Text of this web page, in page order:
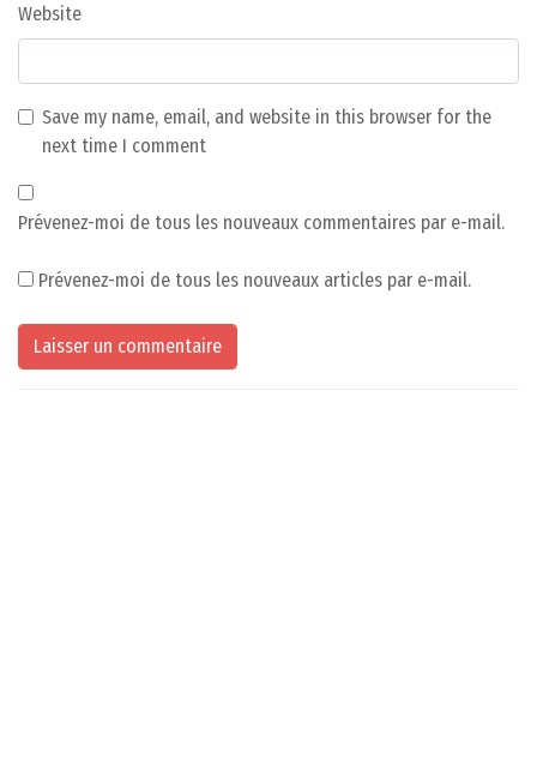
Website
Save my name, email, and website in this browser for the
next time I comment
Prévenez-moi de tous les nouveaux commentaires par e-mail.
Prévenez-moi de tous les nouveaux articles par e-mail.